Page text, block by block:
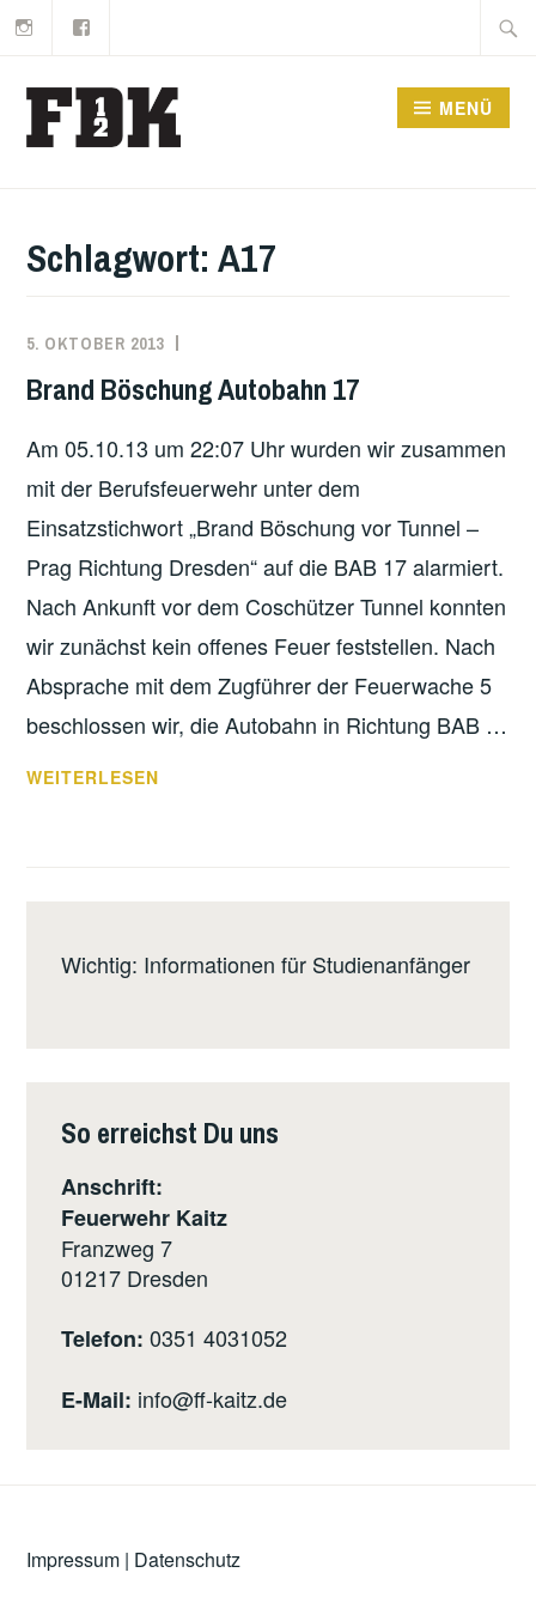
Zum
springen
Suche
MENÜ
Schlagwort:A17
5. OKTOBER 2013
KÄPPLER
Brand Böschung Autobahn 17
Am 05.10.13 um 22:07 Uhr wurden wir zusammen
mit der Berufsfeuerwehr unter dem
Einsatzstichwort „Brand Böschung vor Tunnel –
Prag Richtung Dresden“ auf die BAB 17 alarmiert.
Nach Ankunft vor dem Coschützer Tunnel konnten
wir zunächst kein offenes Feuer feststellen. Nach
Absprache mit dem Zugführer der Feuerwache 5
beschlossen wir, die Autobahn in Richtung BAB …
BRAND
WEITERLESEN
Wichtig: Informationen für Studienanfänger
So erreichst Du uns
Anschrift:
Feuerwehr Kaitz
Franzweg 7
01217 Dresden
Telefon:0351 4031052
E-Mail: info@ff-kaitz.de
Impressum | Datenschutz